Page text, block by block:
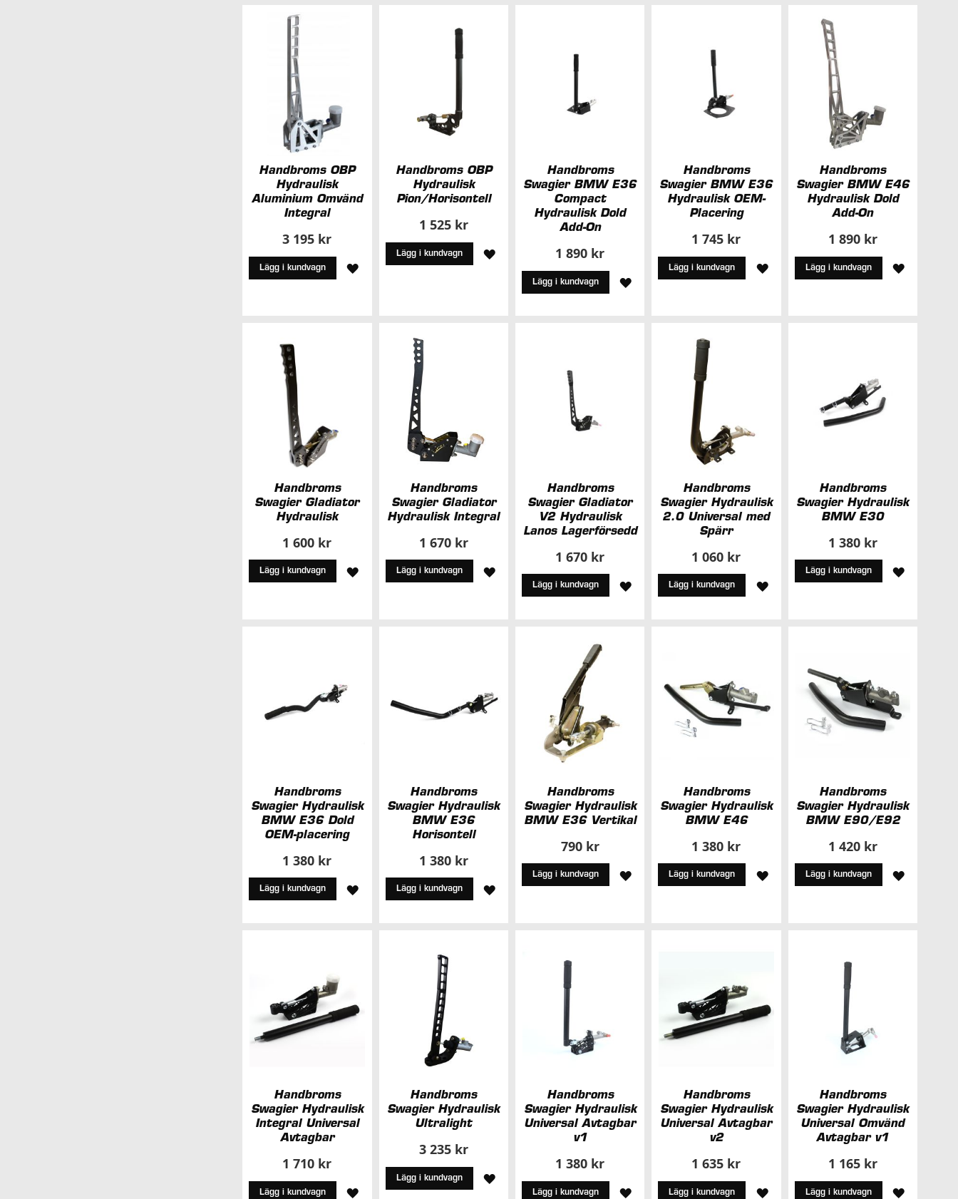
ÖNSKELISTA
Handbroms OBP
Hydraulisk
Aluminium Omvänd
Integral
3 195 kr
Lägg i kundvagn
LÄGG
ÖNSKELISTA
Handbroms OBP
Hydraulisk
Pion/Horisontell
1 525 kr
Lägg i kundvagn
LÄGG
Handbroms
Swagier BMW E36
Compact
Hydraulisk Dold
Add-On
1 890 kr
Lägg i kundvagn
LÄGG
Handbroms
Swagier BMW E36
Hydraulisk OEM-
Placering
1 745 kr
Lägg i kundvagn
LÄGG
Handbroms
Swagier BMW E46
Hydraulisk Dold
Add-On
1 890 kr
Lägg i kundvagn
LÄGG
Handbroms
Swagier Gladiator
Hydraulisk
1 600 kr
Lägg i kundvagn
LÄGG
Handbroms
Swagier Gladiator
Hydraulisk Integral
1 670 kr
Lägg i kundvagn
LÄGG
Handbroms
Swagier Gladiator
V2 Hydraulisk
Lanos Lagerförsedd
1 670 kr
Lägg i kundvagn
LÄGG
Handbroms
Swagier Hydraulisk
2.0 Universal med
Spärr
1 060 kr
Lägg i kundvagn
LÄGG
Handbroms
Swagier Hydraulisk
BMW E30
1 380 kr
Lägg i kundvagn
LÄGG
Handbroms
Swagier Hydraulisk
BMW E36 Dold
OEM-placering
1 380 kr
Lägg i kundvagn
LÄGG
Handbroms
Swagier Hydraulisk
BMW E36
Horisontell
1 380 kr
Lägg i kundvagn
LÄGG
Handbroms
Swagier Hydraulisk
BMW E36 Vertikal
790 kr
Lägg i kundvagn
LÄGG
Handbroms
Swagier Hydraulisk
BMW E46
1 380 kr
Lägg i kundvagn
LÄGG
Handbroms
Swagier Hydraulisk
BMW E90/E92
1 420 kr
Lägg i kundvagn
LÄGG
Handbroms
Swagier Hydraulisk
Integral Universal
Avtagbar
1 710 kr
Lägg i kundvagn LÄGG
Handbroms
Swagier Hydraulisk
Ultralight
3 235 kr
Lägg i kundvagn
LÄGG
Handbroms
Swagier Hydraulisk
Universal Avtagbar
v1
1 380 kr
Lägg i kundvagn LÄGG
Handbroms
Swagier Hydraulisk
Universal Avtagbar
v2
1 635 kr
Lägg i kundvagn LÄGG
Handbroms
Swagier Hydraulisk
Universal Omvänd
Avtagbar v1
1 165 kr
Lägg i kundvagn LÄGG